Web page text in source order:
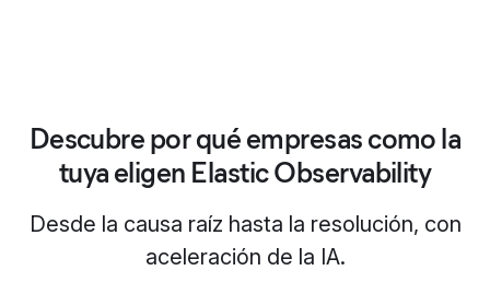
Descubre por qué empresas como la
tuya eligen Elastic Observability
Desde la causa raíz hasta la resolución, con
aceleración de la IA.